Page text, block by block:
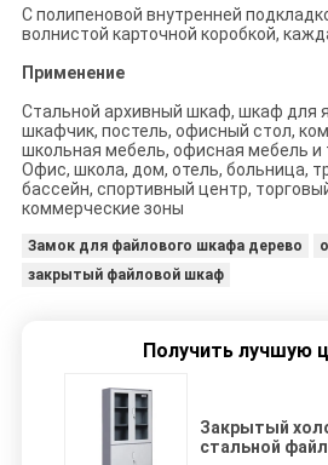
С полипеновой внутренней
волнистой карточной коробкой,
Применение
Стальной архивный шкаф, шкаф для
шкафчик, постель, офисный стол,
школьная мебель, офисная мебель и
Офис, школа, дом, отель, больница,
бассейн, спортивный центр,
коммерческие зоны
Замок для файлового шкафа дерево
закрытый файловой шкаф
Получить лучшую
Закрытый
стальной